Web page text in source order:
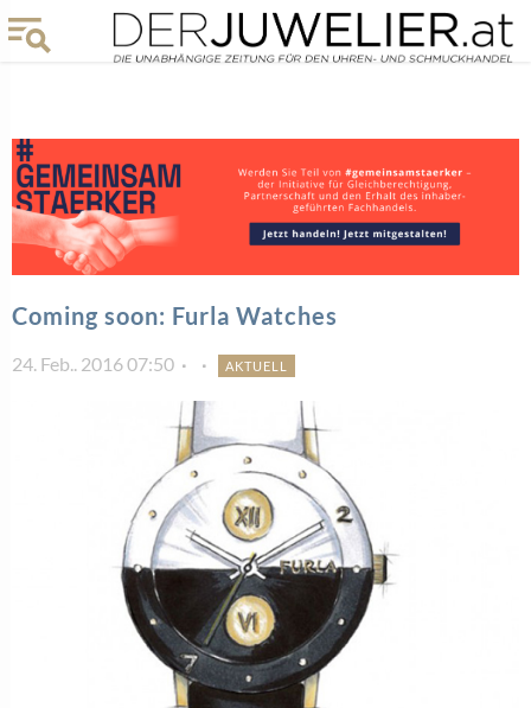
Coming soon: Furla Watches
24. Feb.. 2016 07:50 AKTUELL